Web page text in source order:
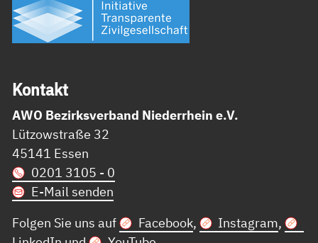
Kon­takt
AWO Bezirksverband Niederrhein e.V.
Lützowstraße 32
45141 Essen
0201 3105 - 0
E-Mail senden
Folgen Sie uns auf
Facebook, Instagram,